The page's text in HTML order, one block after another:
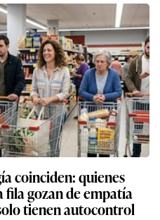
coinciden: quienes
fila gozan de empatía
tienen autocontrol